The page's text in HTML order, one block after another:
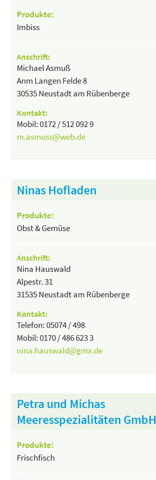
Produkte:
Imbiss
Anschrift:
Michael Asmuß
Anm Langen Felde 8
30535 Neustadt am Rübenberge
Kontakt:
Mobil: 0172 / 512 092 9
m.asmuss@web.de
Ninas Hofladen
Produkte:
Obst & Gemüse
Anschrift:
Nina Hauswald
Alpestr. 31
31535 Neustadt am Rübenberge
Kontakt:
Telefon: 05074 / 498
Mobil: 0170 / 486 623 3
nina.hauswald@gmx.de
Petra und Michas
Meeresspezialitäten GmbH
Produkte:
Frischfisch